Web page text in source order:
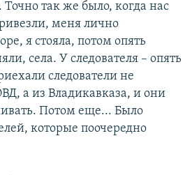
так же было, когда нас
меня лично
я стояла, потом опять
села. У следователя – опять
следователи не
а из Владикавказа, и они
Потом еще... Было
которые поочередно